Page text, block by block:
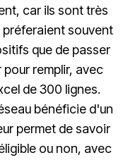
car ils sont très
préferaient souvent
que de passer
remplir, avec
de 300 lignes.
bénéficie d'un
permet de savoir
ou non, avec